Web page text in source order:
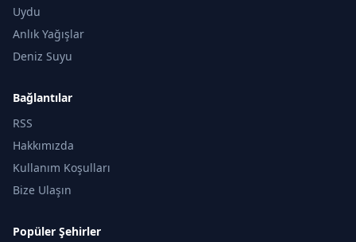
Uydu
Anlık Yağışlar
Deniz Suyu
Bağlantılar
RSS
Hakkımızda
Kullanım Koşulları
Bize Ulaşın
Popüler Şehirler